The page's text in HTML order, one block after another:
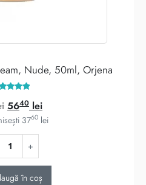
Nude, 50ml, Orjena
5.00
din 5
Prețul
inițial
a
fost:
94 lei.
5640 leiPrețul
curent
3760 lei
în coș